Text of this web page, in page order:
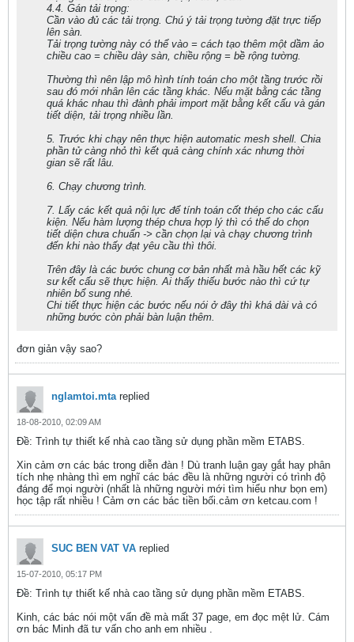
4.4. Gán tải trọng:
Cần vào đủ các tải trọng. Chú ý tải trọng tường đặt trực tiếp
lên sàn.
Tải trọng tường này có thể vào = cách tạo thêm một dầm ảo
chiều cao = chiều dày sàn, chiều rộng = bề rộng tường.
Thường thì nên lập mô hình tính toán cho một tầng trước rồi
sau đó mới nhân lên các tầng khác. Nếu mặt bằng các tầng
quá khác nhau thì đành phải import mặt bằng kết cấu và gán
tiết diện, tải trọng nhiều lần.
5. Trước khi chạy nên thực hiện automatic mesh shell. Chia
phần tử càng nhỏ thì kết quả càng chính xác nhưng thời
gian sẽ rất lâu.
6. Chạy chương trình.
7. Lấy các kết quả nội lực để tính toán cốt thép cho các cấu
kiện. Nếu hàm lượng thép chưa hợp lý thì có thể do chọn
tiết diện chưa chuẩn -> cần chọn lại và chạy chương trình
đến khi nào thấy đạt yêu cầu thì thôi.
Trên đây là các bước chung cơ bản nhất mà hầu hết các kỹ
sư kết cấu sẽ thực hiện. Ai thấy thiếu bước nào thì cứ tự
nhiên bổ sung nhé.
Chi tiết thực hiện các bước nếu nói ở đây thì khá dài và có
những bước còn phải bàn luận thêm.
đơn giản vậy sao?
nglamtoi.mtareplied
18-08-2010, 02:09 AM
Ðề: Trình tự thiết kế nhà cao tầng sử dụng phần mềm ETABS.
Xin cảm ơn các bác trong diễn đàn ! Dù tranh luận gay gắt hay phân
tích nhẹ nhàng thì em nghĩ các bác đều là những người có trình độ
đáng để mọi người (nhất là những người mới tìm hiểu như bọn em)
học tập rất nhiều ! Cảm ơn các bác tiền bối.cảm ơn ketcau.com !
SUC BEN VAT VA replied
15-07-2010, 05:17 PM
Ðề: Trình tự thiết kế nhà cao tầng sử dụng phần mềm ETABS.
Kinh, các bác nói một vấn đề mà mất 37 page, em đọc mệt lử. Cám
ơn bác Minh đã tư vấn cho anh em nhiều .